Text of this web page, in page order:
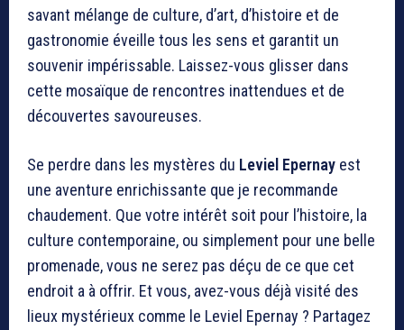
savant mélange de culture, d’art, d’histoire et de
gastronomie éveille tous les sens et garantit un
souvenir impérissable. Laissez-vous glisser dans
cette mosaïque de rencontres inattendues et de
découvertes savoureuses.
Se perdre dans les mystères du Leviel Epernay est
une aventure enrichissante que je recommande
chaudement. Que votre intérêt soit pour l’histoire, la
culture contemporaine, ou simplement pour une belle
promenade, vous ne serez pas déçu de ce que cet
endroit a à offrir. Et vous, avez-vous déjà visité des
lieux mystérieux comme le Leviel Epernay ? Partagez